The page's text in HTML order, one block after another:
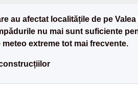
au afectat localitățile de pe
nu mai sunt suficiente
extreme tot mai frecvente.